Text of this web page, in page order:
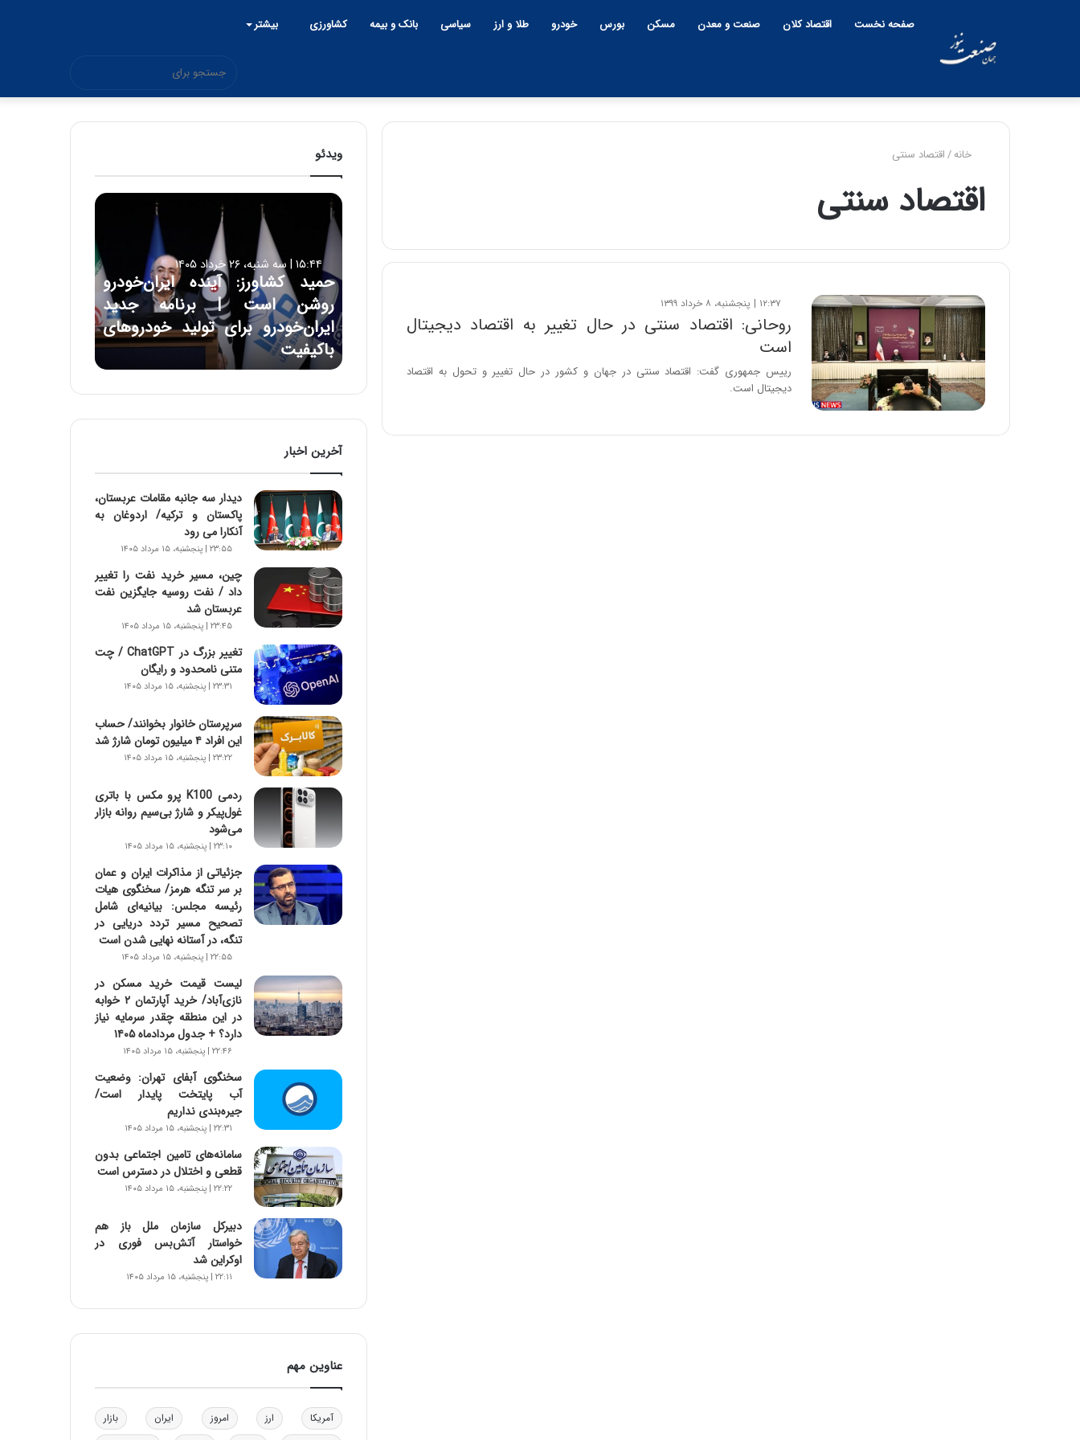
صفحه نخست اقتصاد کلان صنعت و معدن مسکن بورس خودرو طلا و ارز سیاسی بانک و بیمه کشاورزی بیشتر
برای
خانه/اقتصاد سنتی
اقتصاد سنتی
۱۲:۳۷ | پنجشنبه، ۸ خرداد ۱۳۹۹
روحانی: اقتصاد سنتی در حال تغییر به اقتصاد دیجیتال
است
رییس جمهوری گفت: اقتصاد سنتی در جهان و کشور در حال تغییر و تحول به اقتصاد
دیجیتال است.
ویدئو
ح
ی
ش
و
ر
ز
:
ن
ه
ا
ر
ا
ن‌
و
د
ر
و
و
ش
ن
س
ت
|
ب
ر
ا
م
ج
د
ی
د
ر
ا
ن‌
خ
ر
ر
ت
و
ی
د
خ
و
و
ا
ا
ک
۱۵:۴۴ | سه شنبه، ۲۶ خرداد ۱۴۰۵
حمید کشاورز: آینده ایران‌خودرو
روشن است | برنامه جدید
ایران‌خودرو برای تولید خودروهای
باکیفیت
آخرین اخبار
دیدار سه جانبه مقامات عربستان،
پاکستان و ترکیه/ اردوغان به
آنکارا می رود
۲۳:۵۵ | پنجشنبه، ۱۵ مرداد ۱۴۰۵
چین، مسیر خرید نفت را تغییر
داد / نفت روسیه جایگزین نفت
عربستان شد
۲۳:۴۵ | پنجشنبه، ۱۵ مرداد ۱۴۰۵
تغییر بزرگ در ChatGPT / چت
متنی نامحدود و رایگان
۲۳:۳۱ | پنجشنبه، ۱۵ مرداد ۱۴۰۵
سرپرستان خانوار بخوانند/ حساب
این افراد ۴ میلیون تومان شارژ شد
۲۳:۲۲ | پنجشنبه، ۱۵ مرداد ۱۴۰۵
ردمی K100 پرو مکس با باتری
غول‌پیکر و شارژ بی‌سیم روانه بازار
می‌شود
۲۳:۱۰ | پنجشنبه، ۱۵ مرداد ۱۴۰۵
جزئیاتی از مذاکرات ایران و عمان
بر سر تنگه هرمز/ سخنگوی هیات
رئیسه مجلس: بیانیه‌ای شامل
تصحیح مسیر تردد دریایی در
تنگه، در آستانه نهایی شدن است
۲۲:۵۵ | پنجشنبه، ۱۵ مرداد ۱۴۰۵
لیست قیمت خرید مسکن در
نازی‌آباد/ خرید آپارتمان ۲ خوابه
در این منطقه چقدر سرمایه نیاز
دارد؟ + جدول مردادماه ۱۴۰۵
۲۲:۴۶ | پنجشنبه، ۱۵ مرداد ۱۴۰۵
سخنگوی آبفای تهران: وضعیت
آب پایتخت پایدار است/
جیره‌بندی نداریم
۲۲:۳۱ | پنجشنبه، ۱۵ مرداد ۱۴۰۵
سامانه‌های تامین اجتماعی بدون
قطعی و اختلال در دسترس است
۲۲:۲۲ | پنجشنبه، ۱۵ مرداد ۱۴۰۵
دبیرکل سازمان ملل باز هم
خواستار آتش‌بس فوری در
اوکراین شد
۲۲:۱۱ | پنجشنبه، ۱۵ مرداد ۱۴۰۵
عناوین مهم
آمریکا ارز امروز ایران
بازار